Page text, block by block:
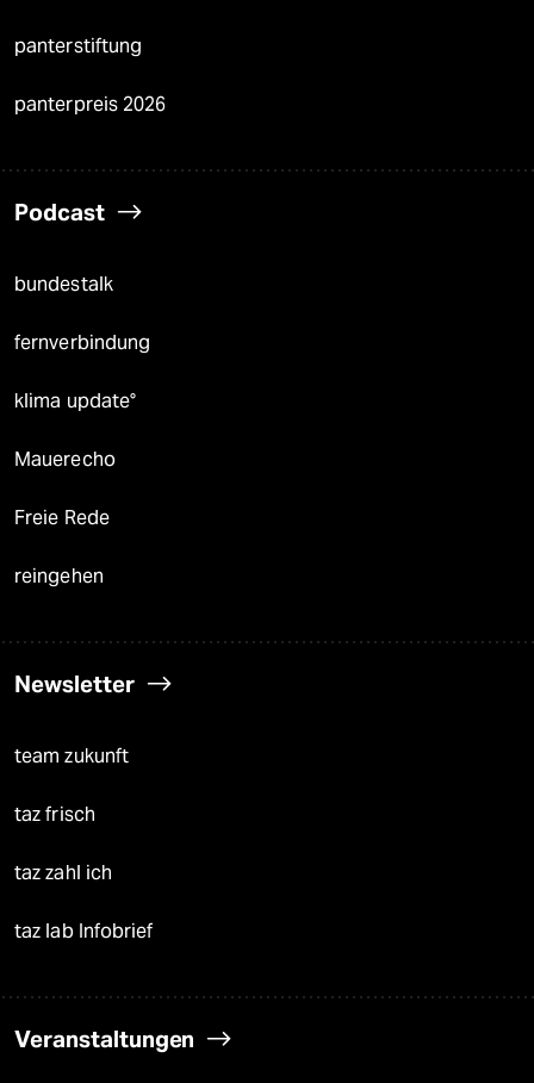
panterstiftung
panterpreis 2026
Podcast
bundestalk
fernverbindung
klima update°
Mauerecho
Freie Rede
reingehen
Newsletter
team zukunft
taz frisch
taz zahl ich
taz lab Infobrief
Veranstaltungen